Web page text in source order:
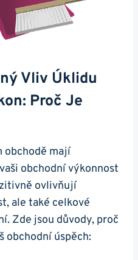
Vliv Úklidu
Proč Je
obchodě mají
obchodní výkonnost
ovlivňují
ale také celkové
Zde jsou důvody, proč
obchodní úspěch: